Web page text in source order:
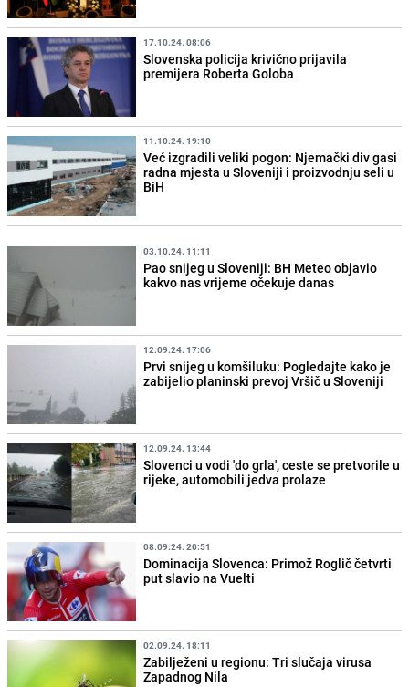
17.10.24. 08:06
Slovenska policija krivično prijavila
premijera Roberta Goloba
11.10.24. 19:10
Već izgradili veliki pogon: Njemački div gasi
radna mjesta u Sloveniji i proizvodnju seli u
BiH
03.10.24. 11:11
Pao snijeg u Sloveniji: BH Meteo objavio
kakvo nas vrijeme očekuje danas
12.09.24. 17:06
Prvi snijeg u komšiluku: Pogledajte kako je
zabijelio planinski prevoj Vršič u Sloveniji
12.09.24. 13:44
Slovenci u vodi 'do grla', ceste se pretvorile u
rijeke, automobili jedva prolaze
08.09.24. 20:51
Dominacija Slovenca: Primož Roglič četvrti
put slavio na Vuelti
02.09.24. 18:11
Zabilježeni u regionu: Tri slučaja virusa
Zapadnog Nila